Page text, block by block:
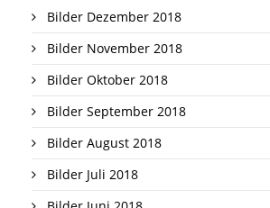
Bilder Dezember 2018
Bilder November 2018
Bilder Oktober 2018
Bilder September 2018
Bilder August 2018
Bilder Juli 2018